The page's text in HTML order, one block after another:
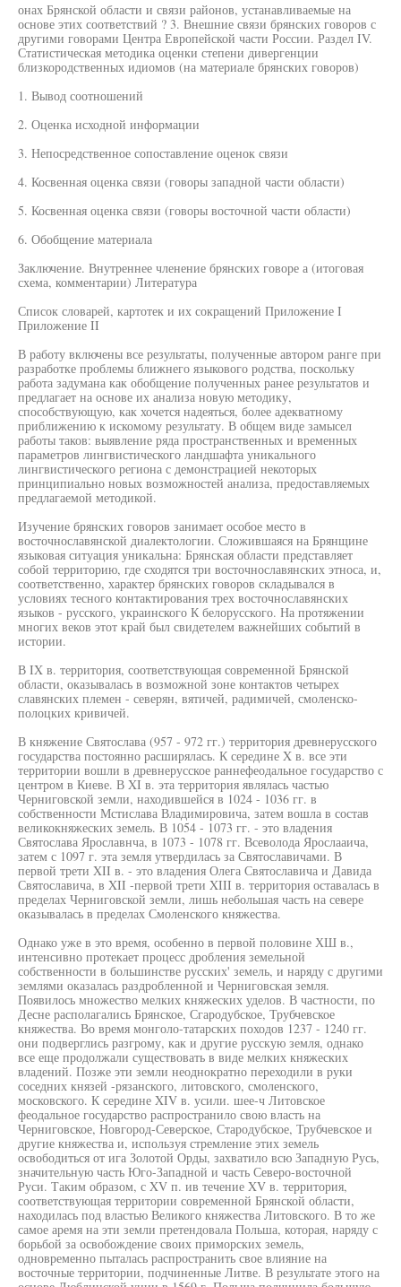
онах Брянской области и связи районов, устанавливаемые на
основе этих соответствий ? 3. Внешние связи брянских говоров с
другими говорами Центра Европейской части России. Раздел IV.
Статистическая методика оценки степени дивергенции
близкородственных идиомов (на материале брянских говоров)
1. Вывод соотношений
2. Оценка исходной информации
3. Непосредственное сопоставление оценок связи
4. Косвенная оценка связи (говоры западной части области)
5. Косвенная оценка связи (говоры восточной части области)
6. Обобщение материала
Заключение. Внутреннее членение брянских говоре а (итоговая
схема, комментарии) Литература
Список словарей, картотек и их сокращений Приложение I
Приложение II
В работу включены все результаты, полученные автором ранге при
разработке проблемы ближнего языкового родства, поскольку
работа задумана как обобщение полученных ранее результатов и
предлагает на основе их анализа новую методику,
способствующую, как хочется надеяться, более адекватному
приближению к искомому результату. В общем виде замысел
работы таков: выявление ряда пространственных и временных
параметров лингвистического ландшафта уникального
лингвистического региона с демонстрацией некоторых
принципиально новых возможностей анализа, предоставляемых
предлагаемой методикой.
Изучение брянских говоров занимает особое место в
восточнославянской диалектологии. Сложившаяся на Брянщине
языковая ситуация уникальна: Брянская области представляет
собой территорию, где сходятся три восточнославянских этноса, и,
соответственно, характер брянских говоров складывался в
условиях тесного контактирования трех восточнославянских
языков - русского, украинского К белорусского. На протяжении
многих веков этот край был свидетелем важнейших событий в
истории.
В IX в. территория, соответствующая современной Брянской
области, оказывалась в возможной зоне контактов четырех
славянских племен - северян, вятичей, радимичей, смоленско-
полоцких кривичей.
В княжение Святослава (957 - 972 гг.) территория древнерусского
государства постоянно расширялась. К середине X в. все эти
территории вошли в древнерусское раннефеодальное государство с
центром в Киеве. В XI в. эта территория являлась частью
Черниговской земли, находившейся в 1024 - 1036 гг. в
собственности Мстислава Владимировича, затем вошла в состав
великокняжеских земель. В 1054 - 1073 гг. - это владения
Святослава Ярославнча, в 1073 - 1078 гг. Всеволода Ярослааича,
затем с 1097 г. эта земля утвердилась за Святославичами. В
первой трети XII в. - это владения Олега Святославича и Давида
Святославича, в XII -первой трети XIII в. территория оставалась в
пределах Черниговской земли, лишь небольшая часть на севере
оказывалась в пределах Смоленского княжества.
Однако уже в это время, особенно в первой половине ХШ в.,
интенсивно протекает процесс дробления земельной
собственности в большинстве русских' земель, и наряду с другими
землями оказалась раздробленной и Черниговская земля.
Появилось множество мелких княжеских уделов. В частности, по
Десне располагались Брянское, Сгародубское, Трубчевское
княжества. Во время монголо-татарских походов 1237 - 1240 гг.
они подверглись разгрому, как и другие русскую земля, однако
все еще продолжали существовать в виде мелких княжеских
владений. Позже эти земли неоднократно переходили в руки
соседних князей -рязанского, литовского, смоленского,
московского. К середине XIV в. усили. шее-ч Литовское
феодальное государство распространило свою власть на
Черниговское, Новгород-Северское, Стародубское, Трубчевское и
другие княжества и, используя стремление этих земель
освободиться от ига Золотой Орды, захватило всю Западную Русь,
значительную часть Юго-Западной и часть Северо-восточной
Руси. Таким образом, с XV п. ив течение XV в. территория,
соответствующая территории современной Брянской области,
находилась под властью Великого княжества Литовского. В то же
самое аремя на эти земли претендовала Польша, которая, наряду с
борьбой за освобождение своих приморских земель,
одновременно пыталась распространить свое влияние на
восточные территории, подчиненные Литве. В результате этого на